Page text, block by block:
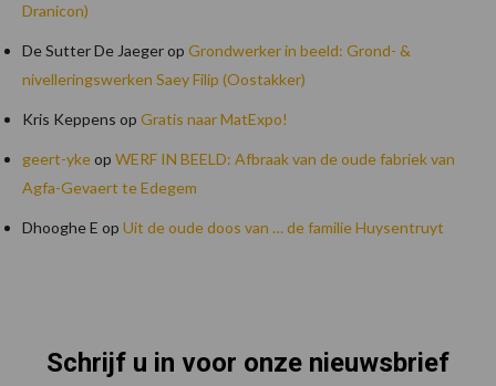
Dranicon)
De Sutter De Jaegerop Grondwerker in beeld: Grond- &
nivelleringswerken Saey Filip (Oostakker)
Kris Keppens op Gratis naar MatExpo!
geert-ykeop WERF IN BEELD: Afbraak van de oude fabriek van
Agfa-Gevaert te Edegem
Dhooghe E op Uit de oude doos van … de familie Huysentruyt
FooterSchrijf u in voor onze nieuwsbrief